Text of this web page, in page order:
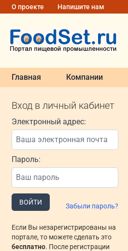
О проекте Напишите нам
Главная Компании
Вход в личный кабинет
Электронный адрес:
Пароль:
ВОЙТИ Забыли пароль?
Если Вы незарегистрированы на
портале, то можете сделать это
бесплатно. После регистрации